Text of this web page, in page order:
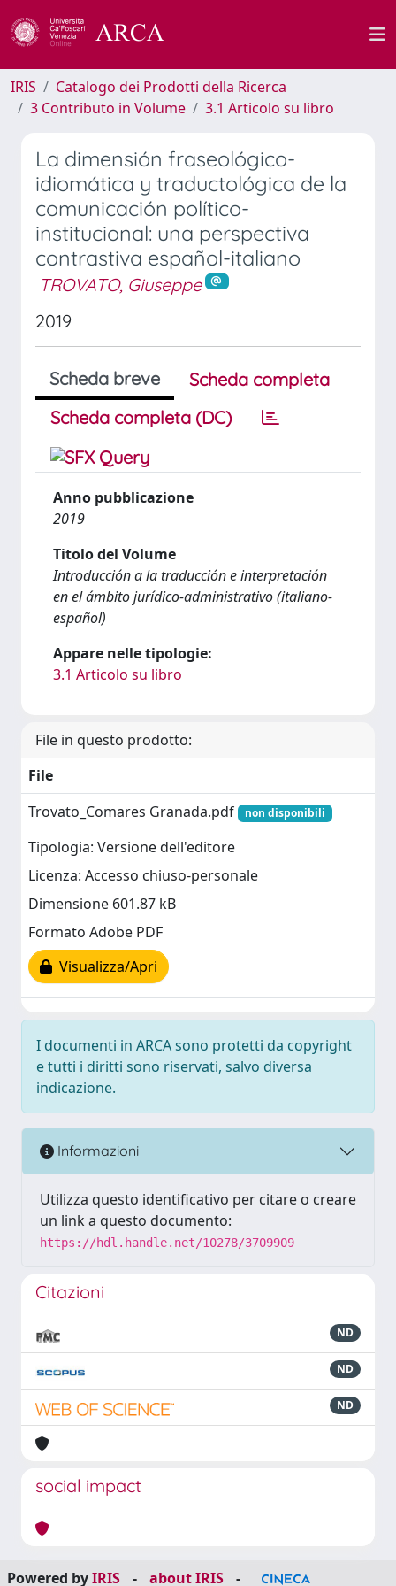
IRIS
Catalogo dei Prodotti della Ricerca
3 Contributo in Volume
3.1 Articolo su libro
La dimensión fraseológico-
idiomática y traductológica de la
comunicación político-
institucional: una perspectiva
contrastiva español-italiano
TROVATO, Giuseppe
2019
Scheda breve
Scheda completa
Scheda completa (DC)
Anno pubblicazione
2019
Titolo del Volume
Introducción a la traducción e interpretación
en el ámbito jurídico-administrativo (italiano-
español)
Appare nelle tipologie:
3.1 Articolo su libro
File in questo prodotto:
File
Trovato_Comares Granada.pdf
non disponibili
Tipologia: Versione dell'editore
Licenza: Accesso chiuso-personale
Dimensione 601.87 kB
Formato Adobe PDF
Visualizza/Apri
I documenti in ARCA sono protetti da copyright
e tutti i diritti sono riservati, salvo diversa
indicazione.
Informazioni
Utilizza questo identificativo per citare o creare
un link a questo documento:
https://hdl.handle.net/10278/3709909
Citazioni
ND
ND
ND
social impact
Powered byIRIS - about IRIS -